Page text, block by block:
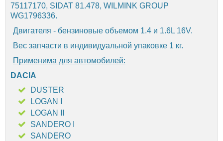
75117170, SIDAT 81.478, WILMINK GROUP
WG1796336.
Двигателя - бензиновые объемом 1.4 и 1.6L 16V.
Вес запчасти в индивидуальной упаковке 1 кг.
Применима для автомобилей:
DACIA
DUSTER
LOGAN I
LOGAN II
SANDERO I
SANDERO